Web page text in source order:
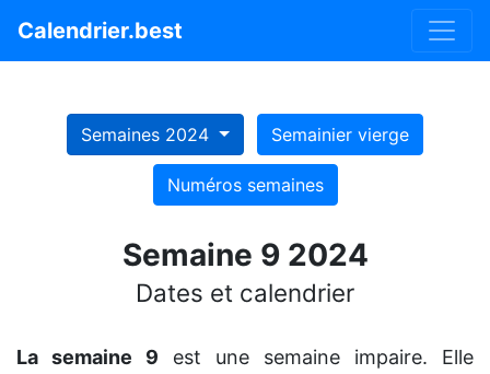
Calendrier.best
Semaines 2024 Semainier vierge
Numéros semaines
Semaine 9 2024
Dates et calendrier
La semaine 9 est une semaine impaire. Elle